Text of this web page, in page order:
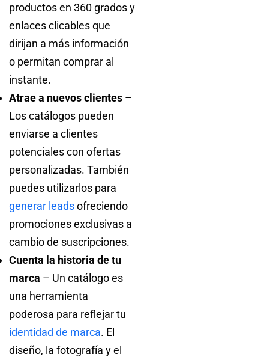
productos en 360 grados y
enlaces clicables que
dirijan a más información
o permitan comprar al
instante.
Atrae a nuevos clientes –
Los catálogos pueden
enviarse a clientes
potenciales con ofertas
personalizadas. También
puedes utilizarlos para
generar leadsofreciendo
promociones exclusivas a
cambio de suscripciones.
Cuenta la historia de tu
marca – Un catálogo es
una herramienta
poderosa para reflejar tu
identidad de marca. El
diseño, la fotografía y el